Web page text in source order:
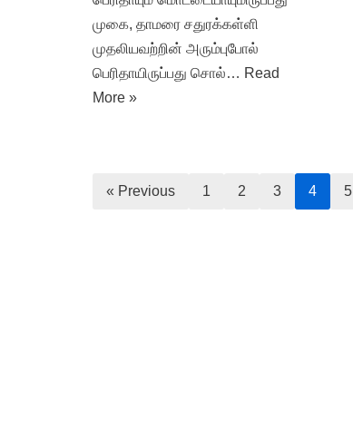
முகை, தாமரை சதுரக்கள்ளி
முதலியவற்றின் அரும்புபோல்
பெரிதாயிருப்பது சொல்… Read
More »
« Previous 1 2 3 4 5